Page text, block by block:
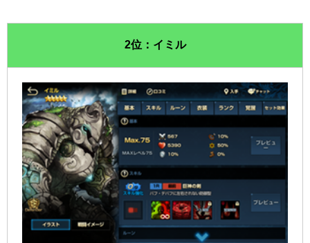
2位：イミル